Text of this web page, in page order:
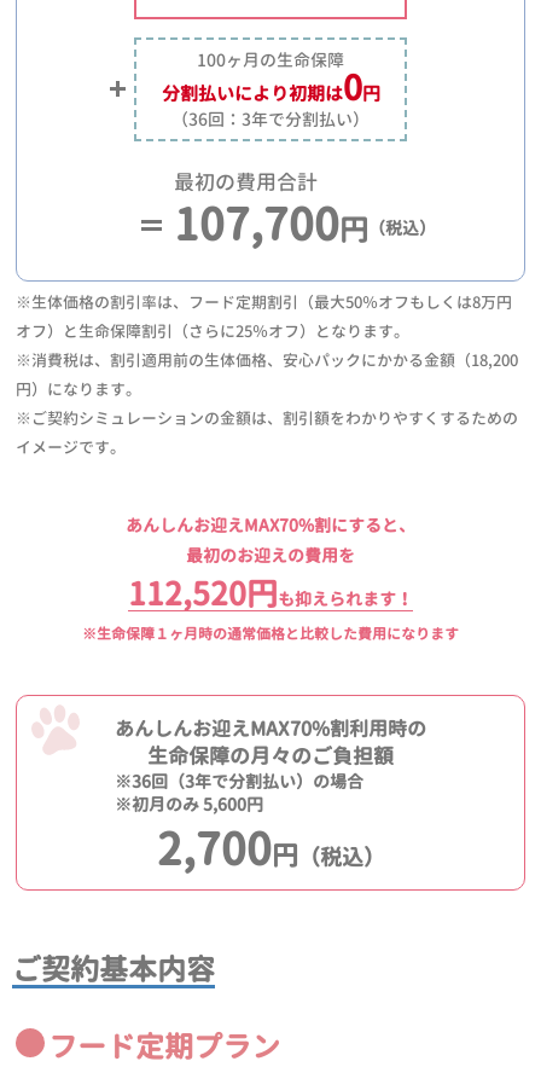
100ヶ月の生命保障
分割払いにより初期は0円
（36回：3年で分割払い）
最初の費用合計
107,700円 （税込）
※生体価格の割引率は、フード定期割引（最大50％オフもしくは8万円
オフ）と生命保障割引（さらに25％オフ）となります。
※消費税は、割引適用前の生体価格、安心パックにかかる金額（18,200
円）になります。
※ご契約シミュレーションの金額は、割引額をわかりやすくするための
イメージです。
あんしんお迎えMAX70%割にすると、
最初のお迎えの費用を
112,520円も抑えられます！
※生命保障１ヶ月時の通常価格と比較した費用になります
あんしんお迎えMAX70%割利用時の
生命保障の月々のご負担額
※36回（3年で分割払い）の場合
※初月のみ 5,600円
2,700円 （税込）
ご契約基本内容
フード定期プラン